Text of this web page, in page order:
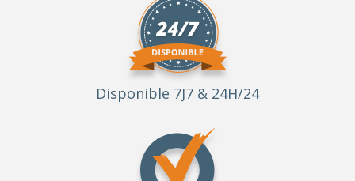
Disponible 7J7 & 24H/24